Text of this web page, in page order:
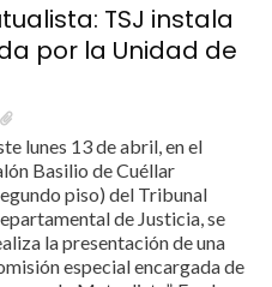
TSJ instala
por la Unidad de
lunes 13 de abril, en el
Basilio de Cuéllar
piso) del Tribunal
de Justicia, se
la presentación de una
especial encargada de